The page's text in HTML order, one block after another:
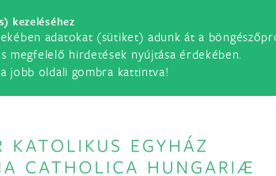
kezeléséhez
adatokat (sütiket) adunk át a
megfelelő hirdetések nyújtása érdekében.
jobb oldali gombra kattintva!